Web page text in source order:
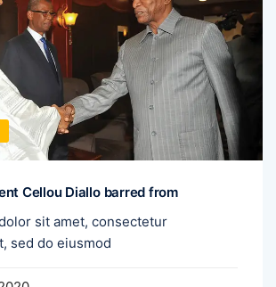
Cellou Diallo barred from
sit amet, consectetur
sed do eiusmod